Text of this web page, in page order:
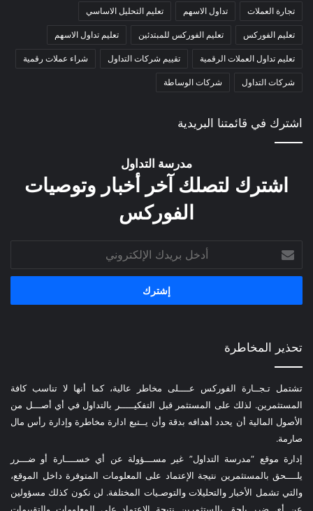
تجارة العملات تداول الاسهم تعليم التحليل الاساسي
تعليم الفوركس تعليم الفوركس للمبتدئين تعليم تداول الاسهم
تعليم تداول العملات الرقمية تقييم شركات التداول شراء عملات رقمية
شركات التداول شركات الوساطة
اشترك في قائمتنا البريدية
مدرسة التداول
اشترك لتصلك آخر أخبار وتوصيات
الفوركس
بريدك
الإلكتروني
تحذير المخاطرة
تشتمل تـجــارة الفوركس عــــلى مخاطر عالية، كما أنها لا تناسب كافة
المستثمرين. لذلك على المستثمر قبل التفكيـــــر بالتداول في أي أصـــل من
الأصول المالية أن يحدد أهدافه بدقة وأن يــتبع ادارة مخاطرة وإدارة رأس مال
صارمة.
إدارة موقع “مدرسة التداول” غير مســـؤولة عن أي خســــارة أو ضـــرر
يلــــحق بالمستثمرين نتيجة الإعتماد على المعلومات المتوفرة داخل الموقع،
والتي تشمل الأخبار والتحليلات والتوصـيات المختلفة. لن نكون كذلك مسؤولين